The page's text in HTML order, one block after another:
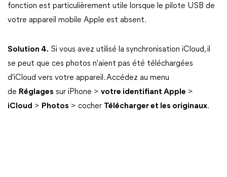
fonction est particulièrement utile lorsque le pilote USB de
votre appareil mobile Apple est absent.
Solution 4. Si vous avez utilisé la synchronisation iCloud, il
se peut que ces photos n'aient pas été téléchargées
d'iCloud vers votre appareil. Accédez au menu
de Réglages sur iPhone > votre identifiant Apple >
iCloud > Photos > cocher Télécharger et les originaux.